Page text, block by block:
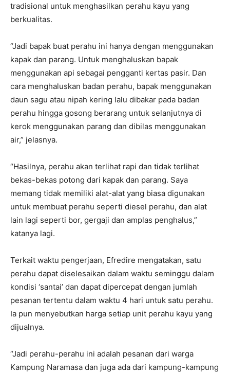
tradisional untuk menghasilkan perahu kayu yang
berkualitas.
“Jadi bapak buat perahu ini hanya dengan menggunakan
kapak dan parang. Untuk menghaluskan bapak
menggunakan api sebagai pengganti kertas pasir. Dan
cara menghaluskan badan perahu, bapak menggunakan
daun sagu atau nipah kering lalu dibakar pada badan
perahu hingga gosong berarang untuk selanjutnya di
kerok menggunakan parang dan dibilas menggunakan
air,” jelasnya.
“Hasilnya, perahu akan terlihat rapi dan tidak terlihat
bekas-bekas potong dari kapak dan parang. Saya
memang tidak memiliki alat-alat yang biasa digunakan
untuk membuat perahu seperti diesel perahu, dan alat
lain lagi seperti bor, gergaji dan amplas penghalus,”
katanya lagi.
Terkait waktu pengerjaan, Efredire mengatakan, satu
perahu dapat diselesaikan dalam waktu seminggu dalam
kondisi ‘santai’ dan dapat dipercepat dengan jumlah
pesanan tertentu dalam waktu 4 hari untuk satu perahu.
Ia pun menyebutkan harga setiap unit perahu kayu yang
dijualnya.
“Jadi perahu-perahu ini adalah pesanan dari warga
Kampung Naramasa dan juga ada dari kampung-kampung